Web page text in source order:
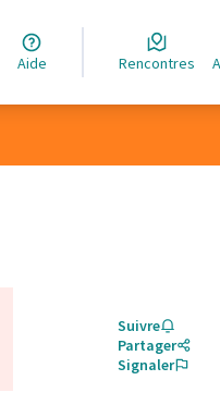
Aide Rencontres
Suivre
Partager
Signaler